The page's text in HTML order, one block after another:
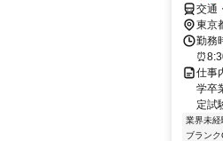
交通
東京
勤務
仕
学卒
定試
業界未経
ブランク